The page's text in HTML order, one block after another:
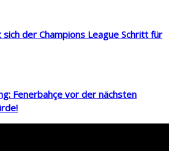
der Champions League Schritt für
Fenerbahçe vor der nächsten